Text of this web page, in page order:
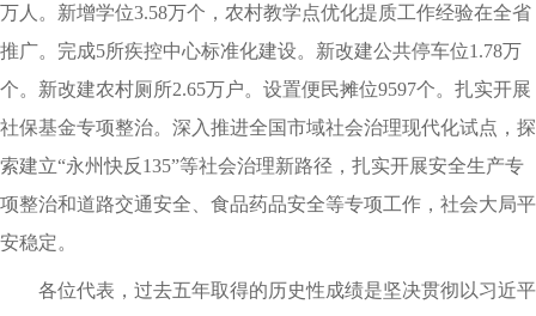
万人。新增学位3.58万个，农村教学点优化提质工作经验在全省
推广。完成5所疾控中心标准化建设。新改建公共停车位1.78万
个。新改建农村厕所2.65万户。设置便民摊位9597个。扎实开展
社保基金专项整治。深入推进全国市域社会治理现代化试点，探
索建立“永州快反135”等社会治理新路径，扎实开展安全生产专
项整治和道路交通安全、食品药品安全等专项工作，社会大局平
安稳定。
各位代表，过去五年取得的历史性成绩是坚决贯彻以习近平